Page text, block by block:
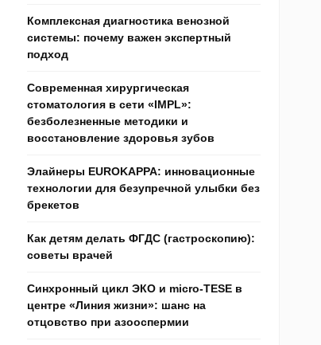
Комплексная диагностика венозной
системы: почему важен экспертный
подход
Современная хирургическая
стоматология в сети «IMPL»:
безболезненные методики и
восстановление здоровья зубов
Элайнеры EUROKAPPA: инновационные
технологии для безупречной улыбки без
брекетов
Как детям делать ФГДС (гастроскопию):
советы врачей
Синхронный цикл ЭКО и micro-TESE в
центре «Линия жизни»: шанс на
отцовство при азооспермии